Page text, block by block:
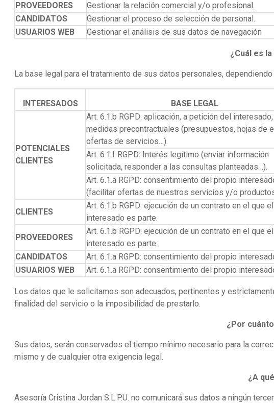
PROVEEDORES
Gestionar la relación comercial y/o profesional.
CANDIDATOS
Gestionar el proceso de selección de personal.
USUARIOS WEB
Gestionar el análisis de sus datos de navegación
¿Cuál es
La base legal para el tratamiento de sus datos personales,
INTERESADOS BASE LEGAL
POTENCIALES
CLIENTES
Art. 6.1.b RGPD: aplicación, a petición del
medidas precontractuales (presupuestos, hojas de
ofertas de servicios…).
Art. 6.1.f RGPD: Interés legítimo (enviar información
solicitada, responder a las consultas planteadas…).
Art. 6.1.a RGPD: consentimiento del propio
(facilitar ofertas de nuestros servicios y/o
CLIENTES
Art. 6.1.b RGPD: ejecución de un contrato en el que el
interesado es parte.
PROVEEDORES
Art. 6.1.b RGPD: ejecución de un contrato en el que el
interesado es parte.
CANDIDATOS
Art. 6.1.a RGPD: consentimiento del propio
USUARIOS WEB
Art. 6.1.a RGPD: consentimiento del propio
Los datos que le solicitamos son adecuados, pertinentes y
finalidad del servicio o la imposibilidad de prestarlo.
¿Por
Sus datos, serán conservados el tiempo mínimo necesario para la
mismo y de cualquier otra exigencia legal.
¿A
Asesoría Cristina Jordan S.L.P.U. no comunicará sus datos a ningún